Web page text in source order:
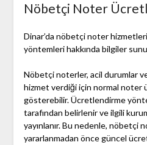
Nöbetçi Noter
Dinar’da nöbetçi noter
yöntemleri hakkında bilgiler
Nöbetçi noterler, acil durumlar
hizmet verdiği için normal noter
gösterebilir. Ücretlendirme
tarafından belirlenir ve ilgili
yayınlanır. Bu nedenle, nöbetçi
yararlanmadan önce güncel